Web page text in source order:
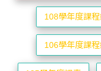
108學年度課
106學年度課